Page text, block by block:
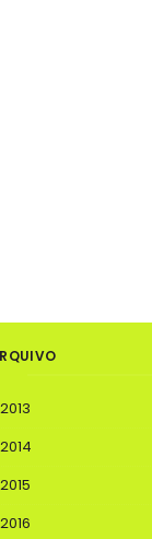
2013
2014
2015
2016